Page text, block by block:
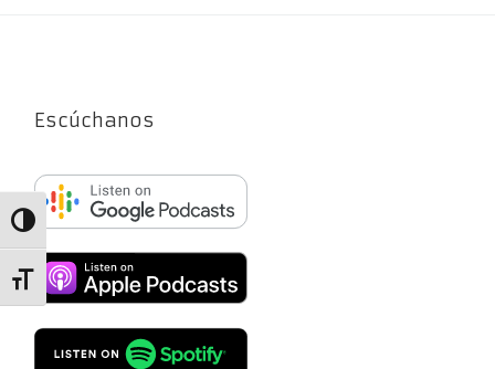
Alternar alto contraste
Alternar tamaño de letra
Escúchanos